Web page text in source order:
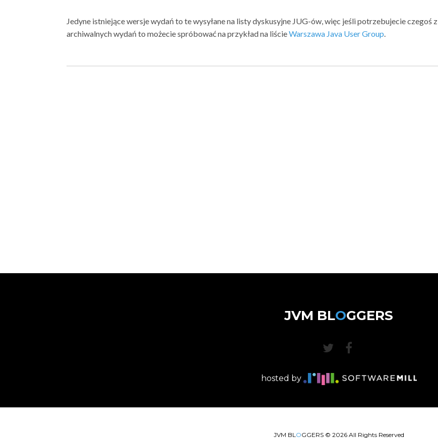
Jedyne istniejące wersje wydań to te wysyłane na listy dyskusyjne JUG-ów, więc jeśli potrzebujecie czegoś z
archiwalnych wydań to możecie spróbować na przykład na liścieWarszawa Java User Group.
JVM BLOGGERS
hosted by
JVM BLOGGERS © 2026All Rights Reserved